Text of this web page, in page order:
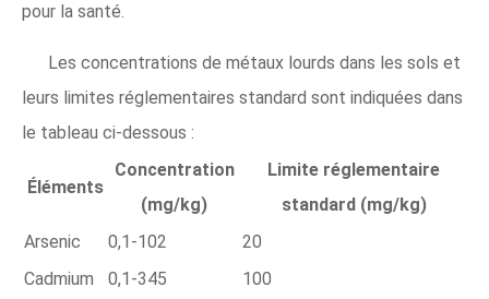
pour la santé.
Les concentrations de métaux lourds dans les sols et
leurs limites réglementaires standard sont indiquées dans
le tableau ci-dessous :
Éléments
Concentration
(mg/kg)
Limite réglementaire
standard (mg/kg)
Arsenic
0,1-102
20
Cadmium
0,1-345
100